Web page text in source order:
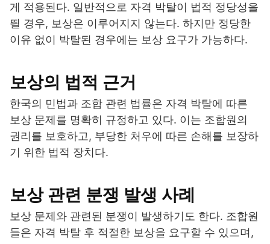
게 적용된다. 일반적으로 자격 박탈이 법적 정당성을
띌 경우, 보상은 이루어지지 않는다. 하지만 정당한
이유 없이 박탈된 경우에는 보상 요구가 가능하다.
보상의 법적 근거
한국의 민법과 조합 관련 법률은 자격 박탈에 따른
보상 문제를 명확히 규정하고 있다. 이는 조합원의
권리를 보호하고, 부당한 처우에 따른 손해를 보장하
기 위한 법적 장치다.
보상 관련 분쟁 발생 사례
보상 문제와 관련된 분쟁이 발생하기도 한다. 조합원
들은 자격 박탈 후 적절한 보상을 요구할 수 있으며,